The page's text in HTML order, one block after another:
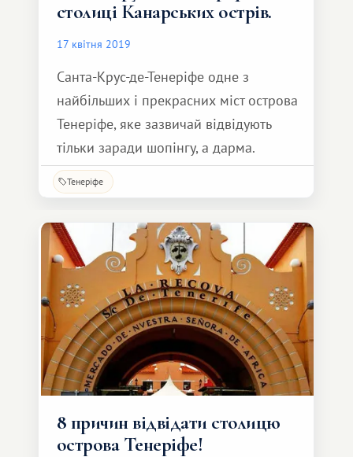
столиці Канарських острів.
17 квітня 2019
Санта-Крус-де-Тенеріфе одне з
найбільших і прекрасних міст острова
Тенеріфе, яке зазвичай відвідують
тільки заради шопінгу, а дарма.
Тенеріфе
8 причин відвідати столицю
острова Тенеріфе!